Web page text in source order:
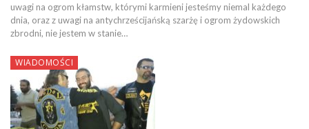
uwagi na ogrom kłamstw, którymi karmieni jesteśmy niemal każdego
dnia, oraz z uwagi na antychrześcijańską szarżę i ogrom żydowskich
zbrodni, nie jestem w stanie…
WIADOMOŚCI